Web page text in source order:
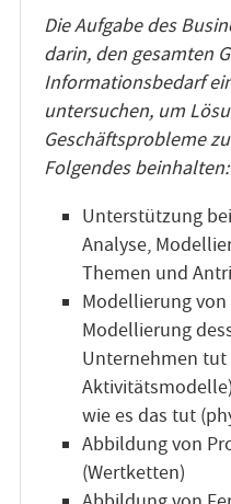
Die Aufgabe des
darin, den gesamten
Informationsbedarf
untersuchen, um
Geschäftsprobleme
Folgendes beinhalten:
Unterstützung
Analyse,
Themen und
Modellierung
Modellierung
Unternehmen
wie es das tut
Abbildung von
(Wertketten)